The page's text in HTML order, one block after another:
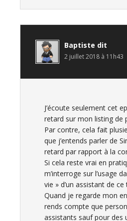
Baptiste dit
2 juillet 2018 à 11h43
J’écoute seulement cet
retard sur mon listing de
Par contre, cela fait
que j’entends parler de
retard par rapport à la
Si cela reste vrai en
m’interroge sur l’usage
vie » d’un assistant de ce
Quand je regarde mon
rends compte que
assistants sauf pour des